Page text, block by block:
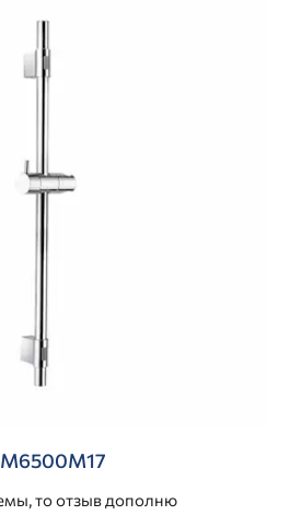
то отзыв дополню